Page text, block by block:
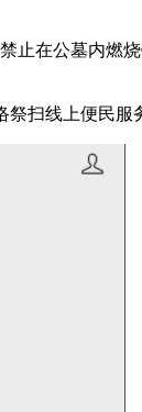
止在公墓内燃
扫线上便民